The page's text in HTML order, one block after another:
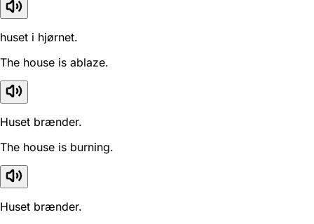
huset i hjørnet.
The house is ablaze.
Huset brænder.
The house is burning.
Huset brænder.